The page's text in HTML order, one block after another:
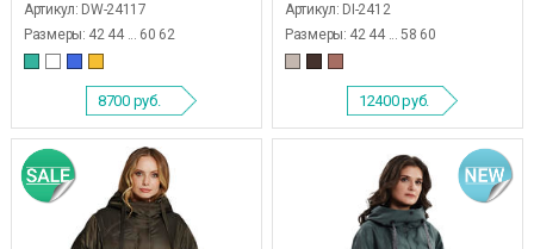
Артикул: DW-24117
Размеры: 42 44 ... 60 62
8700 руб.
Артикул: DI-2412
Размеры: 42 44 ... 58 60
12400руб.